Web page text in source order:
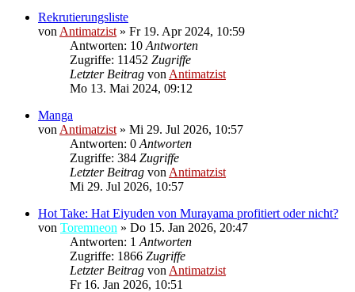
Rekrutierungsliste
von Antimatzist » Fr 19. Apr 2024, 10:59
Antworten: 10 Antworten
Zugriffe: 11452 Zugriffe
Letzter Beitrag von Antimatzist
Mo 13. Mai 2024, 09:12
Manga
von Antimatzist » Mi 29. Jul 2026, 10:57
Antworten: 0 Antworten
Zugriffe: 384 Zugriffe
Letzter Beitrag von Antimatzist
Mi 29. Jul 2026, 10:57
Hot Take: Hat Eiyuden von Murayama profitiert oder nicht?
von Toremneon » Do 15. Jan 2026, 20:47
Antworten: 1 Antworten
Zugriffe: 1866 Zugriffe
Letzter Beitrag von Antimatzist
Fr 16. Jan 2026, 10:51